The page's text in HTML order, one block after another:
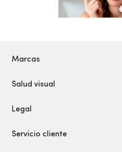
Marcas
Salud visual
Legal
Servicio cliente